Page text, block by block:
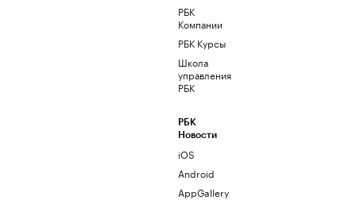
РБК
Компании
РБК Курсы
Школа
управления
РБК
РБК
Новости
iOS
Android
AppGallery